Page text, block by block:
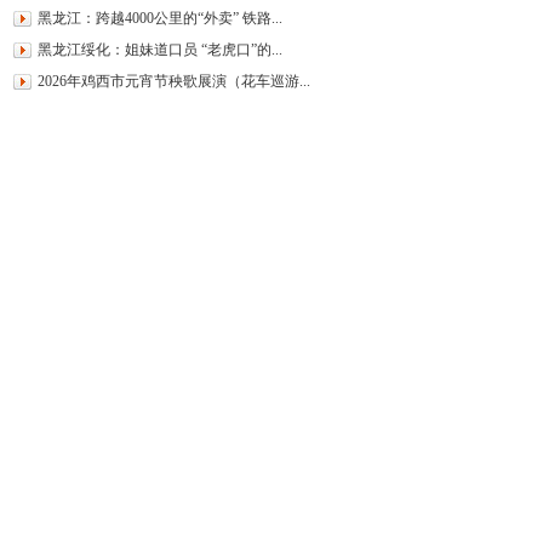
黑龙江：跨越4000公里的“外卖” 铁路...
黑龙江绥化：姐妹道口员 “老虎口”的...
2026年鸡西市元宵节秧歌展演（花车巡游...